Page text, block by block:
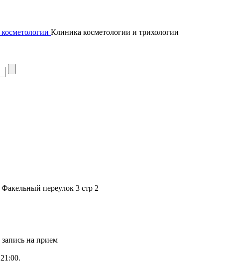
Клиника косметологии и трихологии
переулок 3 стр 2